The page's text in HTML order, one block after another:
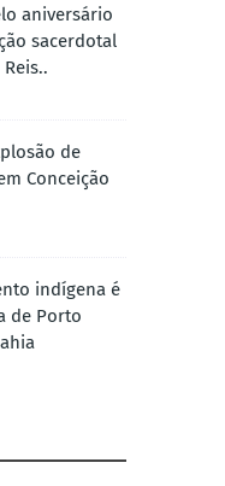
aniversário
sacerdotal
de
Conceição
indígena é
de Porto